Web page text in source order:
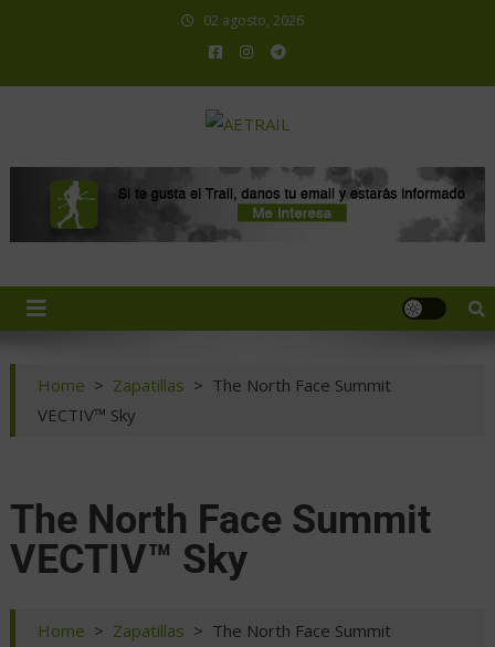
02 agosto, 2026
Home > Zapatillas > The North Face Summit
VECTIV™ Sky
The North Face Summit
VECTIV™ Sky
Home > Zapatillas > The North Face Summit